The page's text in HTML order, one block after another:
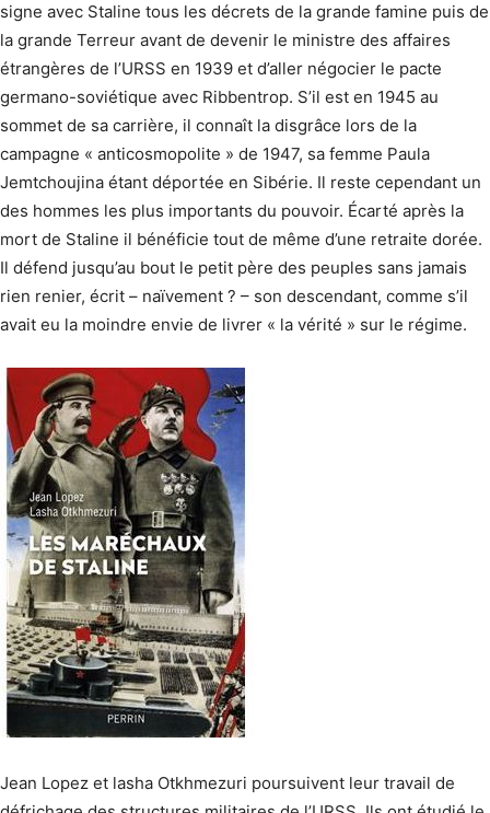
signe avec Staline tous les décrets de la grande famine puis de
la grande Terreur avant de devenir le ministre des affaires
étrangères de l’URSS en 1939 et d’aller négocier le pacte
germano-soviétique avec Ribbentrop. S’il est en 1945 au
sommet de sa carrière, il connaît la disgrâce lors de la
campagne « anticosmopolite » de 1947, sa femme Paula
Jemtchoujina étant déportée en Sibérie. Il reste cependant un
des hommes les plus importants du pouvoir. Écarté après la
mort de Staline il bénéficie tout de même d’une retraite dorée.
Il défend jusqu’au bout le petit père des peuples sans jamais
rien renier, écrit – naïvement ? – son descendant, comme s’il
avait eu la moindre envie de livrer « la vérité » sur le régime.
Jean Lopez et lasha Otkhmezuri poursuivent leur travail de